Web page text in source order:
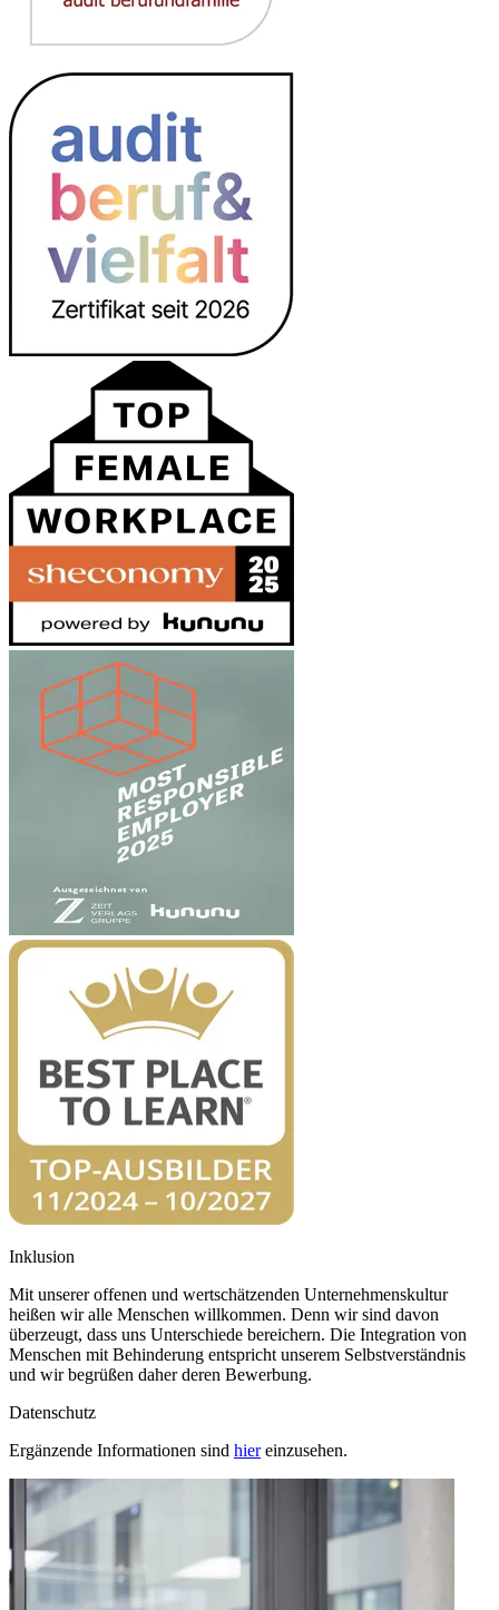
Inklusion
Mit unserer offenen und wertschätzenden Unternehmenskultur
heißen wir alle Menschen willkommen. Denn wir sind davon
überzeugt, dass uns Unterschiede bereichern. Die Integration von
Menschen mit Behinderung entspricht unserem Selbstverständnis
und wir begrüßen daher deren Bewerbung.
Datenschutz
Ergänzende Informationen sind hier einzusehen.